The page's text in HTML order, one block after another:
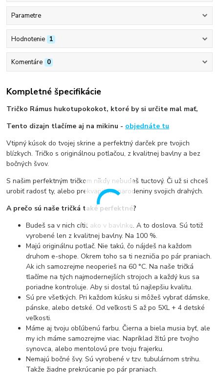
Parametre
Hodnotenie 1
Komentáre 0
Kompletné špecifikácie
Tričko Rámus hukotupokokot, ktoré by si určite mal mať,
Tento dizajn tlačíme aj na mikinu - objednáte tu
Vtipný kúsok do tvojej skrine a perfektný darček pre tvojich
blízkych. Tričko s originálnou potlačou, z kvalitnej bavlny a bez
bočných švov.
S našim perfektným tričkom nikdy nebudeš tuctový. Či už si chceš
urobiť radosť ty, alebo prekvapiť na narodeniny svojich drahých.
A prečo sú naše tričká také perfektné?
Budeš sa v nich cítiť ako v bavlnke. A to doslova. Sú totiž
vyrobené len z kvalitnej bavlny. Na 100 %.
Majú originálnu potlač. Nie takú, čo nájdeš na každom
druhom e-shope. Okrem toho sa ti nezničia po pár praniach.
Ak ich samozrejme neoperieš na 60 °C. Na naše tričká
tlačíme na tých najmodernejších strojoch a každý kus sa
poriadne kontroluje. Aby si dostal tú najlepšiu kvalitu.
Sú pre všetkých. Pri každom kúsku si môžeš vybrať dámske,
pánske, alebo detské. Od veľkosti S až po 5XL + 4 detské
veľkosti.
Máme aj tvoju obľúbenú farbu. Čierna a biela musia byť, ale
my ich máme samozrejme viac. Napríklad žltú pre tvojho
synovca, alebo mentolovú pre tvoju frajerku.
Nemajú bočné švy. Sú vyrobené v tzv. tubulárnom strihu.
Takže žiadne prekrúcanie po pár praniach.